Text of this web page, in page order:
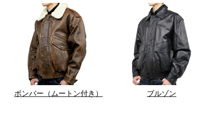
ボンバー（ムートン付き） ブルゾン